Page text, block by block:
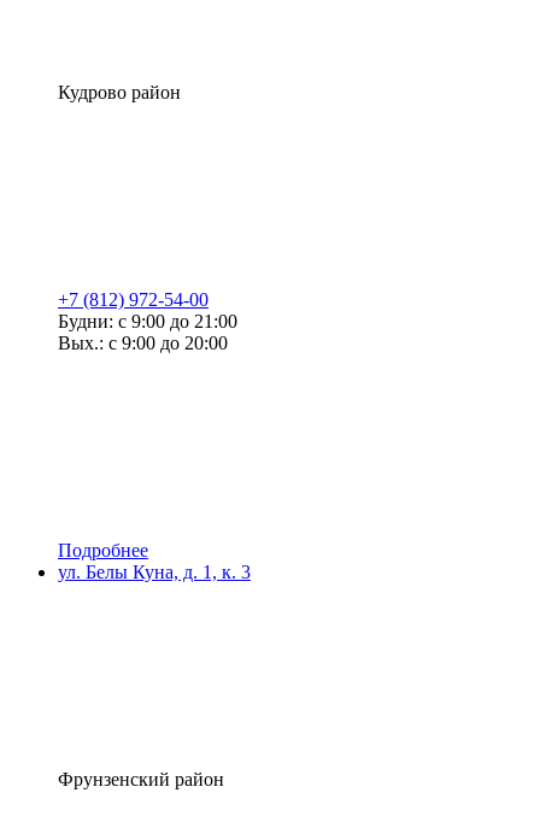
Кудрово район
+7 (812) 972-54-00
Будни: с 9:00 до 21:00
Вых.: с 9:00 до 20:00
Подробнее
ул. Белы Куна, д. 1, к. 3
Фрунзенский район